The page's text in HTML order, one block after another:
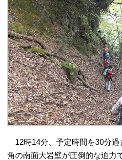
12時14分、予定時間を30分過
角の南面大岩壁が圧倒的な迫力